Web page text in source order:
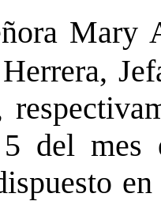
Mary
del mes